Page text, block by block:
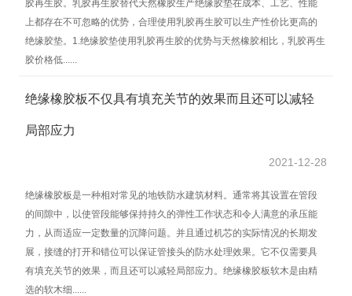
胶再生胶。乳胶再生胶替代天然橡胶生产绝缘胶垫在成本、工艺、性能
上都存在不可忽略的优势，合理使用乳胶再生胶可以生产性价比更高的
绝缘胶垫。1.绝缘胶垫使用乳胶再生胶的优势与天然橡胶相比，乳胶再生
胶价格低......
绝缘橡胶板不仅具有填充关节的效果而且还可以减轻
局部应力
2021-12-28
绝缘橡胶板是一种相对常见的地铁防水建筑材料。通常将其设置在管段
的间隙中，以使管段能够保持持久的弹性工作状态和令人满意的承压能
力，从而适应一定数量的沉降问题。并且通过机芯的实际情况的长期发
展，接缝的打开和错位可以保证管接头的防水处理效果。它不仅需要具
有填充关节的效果，而且还可以减轻局部应力。绝缘橡胶板软木是由精
选的软木细......